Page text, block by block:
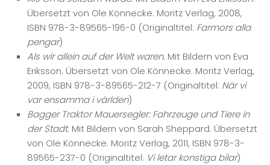
Übersetzt von Ole Könnecke. Moritz Verlag, 2008,
ISBN 978-3-89565-196-0 (Originaltitel: Farmors alla
pengar)
Als wir allein auf der Welt waren. Mit Bildern von Eva
Eriksson. Übersetzt von Ole Könnecke. Moritz Verlag,
2009, ISBN 978-3-89565-212-7 (Originaltitel: När vi
var ensamma i världen)
Bagger Traktor Mauersegler: Fahrzeuge und Tiere in
der Stadt. Mit Bildern von Sarah Sheppard. Übersetzt
von Ole Könnecke. Moritz Verlag, 2011, ISBN 978-3-
89565-237-0 (Originaltitel: Vi letar konstiga bilar)